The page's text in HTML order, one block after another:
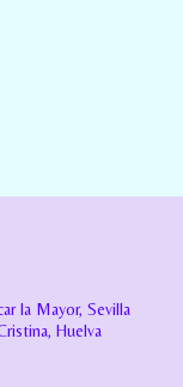
la Mayor, Sevilla
Huelva